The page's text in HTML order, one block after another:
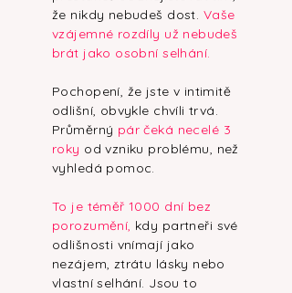
že nikdy nebudeš dost. Vaše
vzájemné rozdíly už nebudeš
brát jako osobní selhání.
Pochopení, že jste v intimitě
odlišní, obvykle chvíli trvá.
Průměrný pár čeká necelé 3
roky od vzniku problému, než
vyhledá pomoc.
To je téměř 1000 dní bez
porozumění, kdy partneři své
odlišnosti vnímají jako
nezájem, ztrátu lásky nebo
vlastní selhání. Jsou to